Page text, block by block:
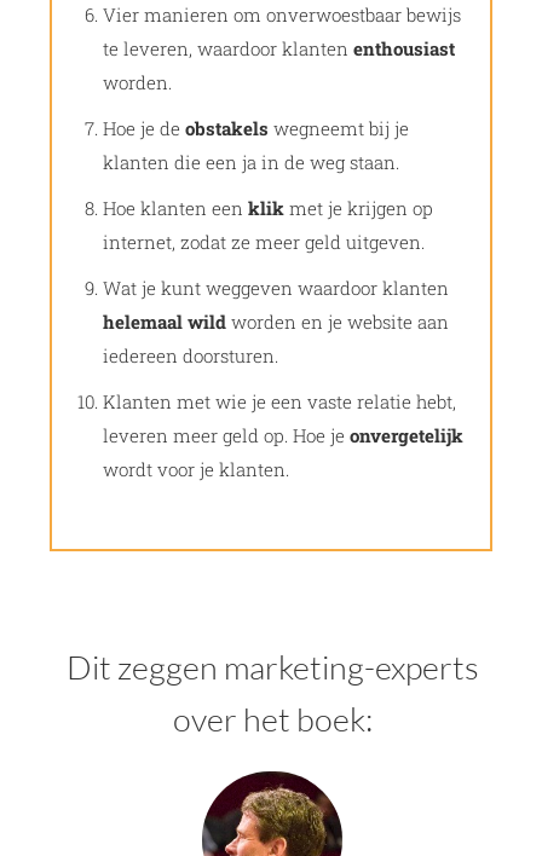
Vier manieren om onverwoestbaar bewijs
te leveren, waardoor klanten enthousiast
worden.
Hoe je de obstakels wegneemt bij je
klanten die een ja in de weg staan.
Hoe klanten een klik met je krijgen op
internet, zodat ze meer geld uitgeven.
Wat je kunt weggeven waardoor klanten
helemaal wild worden en je website aan
iedereen doorsturen.
Klanten met wie je een vaste relatie hebt,
leveren meer geld op. Hoe je onvergetelijk
wordt voor je klanten.
Dit zeggen marketing-experts
over het boek: